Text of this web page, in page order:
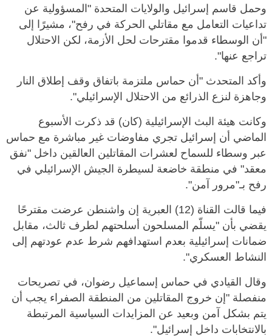
وحمل قاسم إسرائيل والولايات المتحدة "المسؤولية عن
تداعيات التعامل مع مقاتلي الحركة في رفح"، مشيرًا إلى
"أن الوسطاء قدموا مقترحات لحل الأزمة، لكن الاحتلال
تراجع عنها".
وأكد المتحدث "أن حماس ملتزمة باتفاق وقف إطلاق النار
وجاهزة لنزع الذرائع من الاحتلال الإسرائيلي".
وكانت هيئة البث الإسرائيلية (كان) قد ذكرت الأسبوع
الماضي أن إسرائيل تجري مفاوضات غير مباشرة مع حماس
عبر وسطاء للسماح لعشرات المقاتلين العالقين داخل "نفق
معقد" في منطقة خاضعة لسيطرة الجيش الإسرائيلي في
رفح بـ"مرور آمن".
فيما قالت القناة (12) العبرية إن واشنطن عرضت مقترحًا
يقضي بأن "يسلّم المسلحون أسلحتهم لطرف ثالث، مقابل
ضمانات إسرائيلية بعدم استهدافهم شرط عدم عودتهم إلى
النشاط العسكري".
وقال القيادي في حماس إسماعيل رضوان، في تصريحات
منفصلة "إن خروج المقاتلين من المنطقة الصفراء يجب أن
يتم بشكل آمن وبعيد عن المزايدات السياسية المرتبطة
بالانتخابات داخل إسرائيل".